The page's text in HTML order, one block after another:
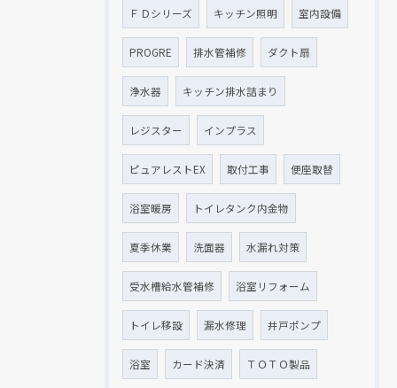
ＦＤシリーズ キッチン照明 室内設備
PROGRE 排水管補修 ダクト扇
浄水器 キッチン排水詰まり
レジスター インプラス
ピュアレストEX 取付工事 便座取替
浴室暖房 トイレタンク内金物
夏季休業 洗面器 水漏れ対策
受水槽給水管補修 浴室リフォーム
トイレ移設 漏水修理 井戸ポンプ
浴室 カード決済 ＴＯＴＯ製品